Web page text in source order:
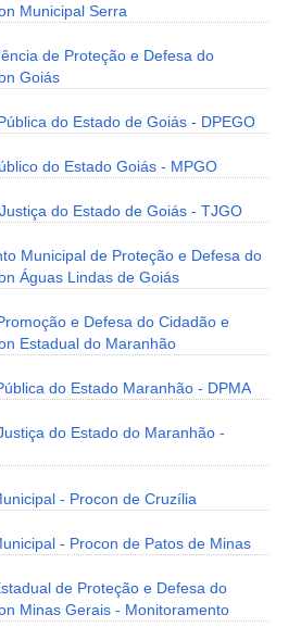
Municipal Serra
de Proteção e Defesa do
Goiás
do Estado de Goiás - DPEGO
do Estado Goiás - MPGO
do Estado de Goiás - TJGO
Municipal de Proteção e Defesa do
Águas Lindas de Goiás
e Defesa do Cidadão e
Estadual do Maranhão
do Estado Maranhão - DPMA
do Estado do Maranhão -
- Procon de Cruzília
- Procon de Patos de Minas
de Proteção e Defesa do
Minas Gerais - Monitoramento